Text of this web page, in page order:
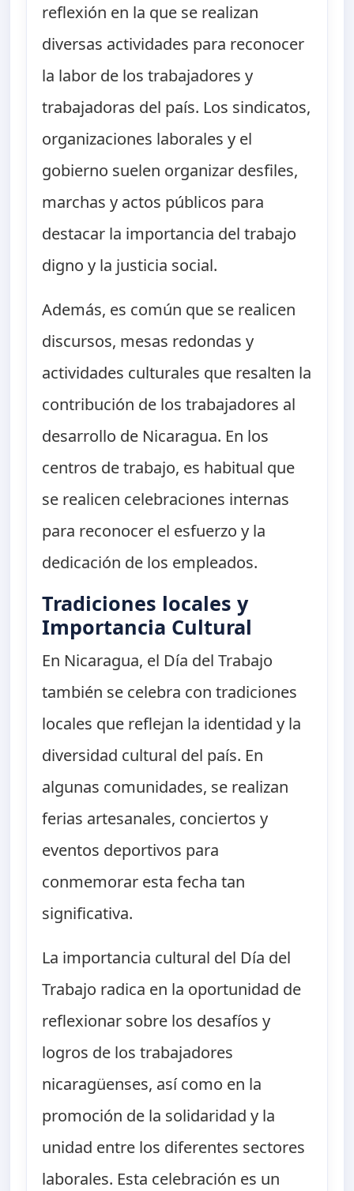
reflexión en la que se realizan
diversas actividades para reconocer
la labor de los trabajadores y
trabajadoras del país. Los sindicatos,
organizaciones laborales y el
gobierno suelen organizar desfiles,
marchas y actos públicos para
destacar la importancia del trabajo
digno y la justicia social.
Además, es común que se realicen
discursos, mesas redondas y
actividades culturales que resalten la
contribución de los trabajadores al
desarrollo de Nicaragua. En los
centros de trabajo, es habitual que
se realicen celebraciones internas
para reconocer el esfuerzo y la
dedicación de los empleados.
Tradiciones locales y
Importancia Cultural
En Nicaragua, el Día del Trabajo
también se celebra con tradiciones
locales que reflejan la identidad y la
diversidad cultural del país. En
algunas comunidades, se realizan
ferias artesanales, conciertos y
eventos deportivos para
conmemorar esta fecha tan
significativa.
La importancia cultural del Día del
Trabajo radica en la oportunidad de
reflexionar sobre los desafíos y
logros de los trabajadores
nicaragüenses, así como en la
promoción de la solidaridad y la
unidad entre los diferentes sectores
laborales. Esta celebración es un